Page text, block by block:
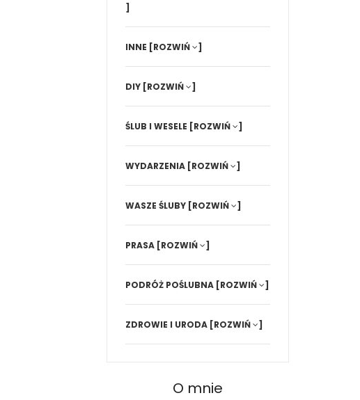
]
INNE [ROZWIŃ ]
DIY [ROZWIŃ ]
ŚLUB I WESELE [ROZWIŃ ]
WYDARZENIA [ROZWIŃ ]
WASZE ŚLUBY [ROZWIŃ ]
PRASA [ROZWIŃ ]
PODRÓŻ POŚLUBNA [ROZWIŃ ]
ZDROWIE I URODA [ROZWIŃ ]
O mnie